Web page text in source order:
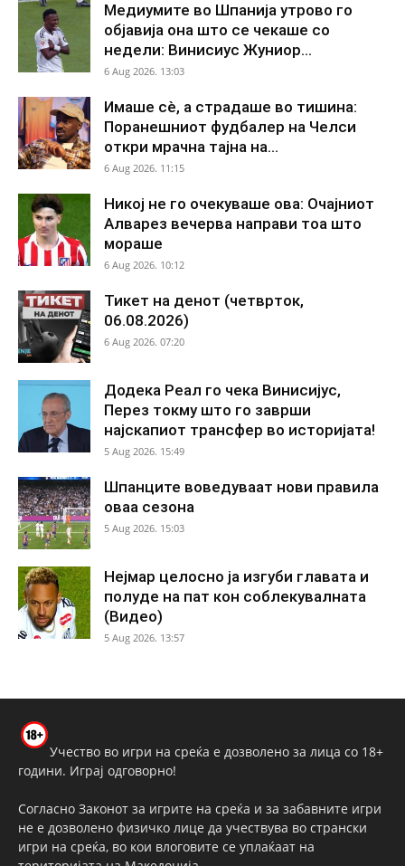
Медиумите во Шпанија утрово го
објавија она што се чекаше со
недели: Винисиус Жуниор...
6 Aug 2026. 13:03
Имаше сè, а страдаше во тишина:
Поранешниот фудбалер на Челси
откри мрачна тајна на...
6 Aug 2026. 11:15
Никој не го очекуваше ова: Очајниот
Алварез вечерва направи тоа што
мораше
6 Aug 2026. 10:12
Тикет на денот (четврток,
06.08.2026)
6 Aug 2026. 07:20
Додека Реал го чека Винисијус,
Перез токму што го заврши
најскапиот трансфер во историјата!
5 Aug 2026. 15:49
Шпанците воведуваат нови правила
оваа сезона
5 Aug 2026. 15:03
Нејмар целосно ја изгуби главата и
полуде на пат кон соблекувалната
(Видео)
5 Aug 2026. 13:57
Учество во игри на среќа е дозволено за лица со 18+
години. Играј одговорно!
Согласно Законот за игрите на среќа и за забавните игри
не е дозволено физичко лице да учествува во странски
игри на среќа, во кои влоговите се уплаќаат на